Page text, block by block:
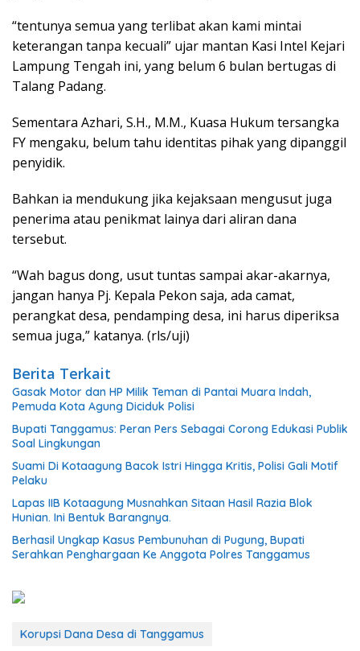
“tentunya semua yang terlibat akan kami mintai
keterangan tanpa kecuali” ujar mantan Kasi Intel Kejari
Lampung Tengah ini, yang belum 6 bulan bertugas di
Talang Padang.
Sementara Azhari, S.H., M.M., Kuasa Hukum tersangka
FY mengaku, belum tahu identitas pihak yang dipanggil
penyidik.
Bahkan ia mendukung jika kejaksaan mengusut juga
penerima atau penikmat lainya dari aliran dana
tersebut.
“Wah bagus dong, usut tuntas sampai akar-akarnya,
jangan hanya Pj. Kepala Pekon saja, ada camat,
perangkat desa, pendamping desa, ini harus diperiksa
semua juga,” katanya. (rls/uji)
Berita Terkait
Gasak Motor dan HP Milik Teman di Pantai Muara Indah,
Pemuda Kota Agung Diciduk Polisi
Bupati Tanggamus: Peran Pers Sebagai Corong Edukasi Publik
Soal Lingkungan
Suami Di Kotaagung Bacok Istri Hingga Kritis, Polisi Gali Motif
Pelaku
Lapas IIB Kotaagung Musnahkan Sitaan Hasil Razia Blok
Hunian. Ini Bentuk Barangnya.
Berhasil Ungkap Kasus Pembunuhan di Pugung, Bupati
Serahkan Penghargaan Ke Anggota Polres Tanggamus
Korupsi Dana Desa di Tanggamus